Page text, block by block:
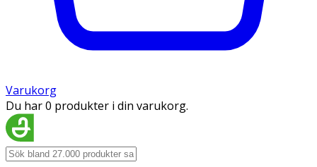
Varukorg
Du har 0 produkter i din varukorg.